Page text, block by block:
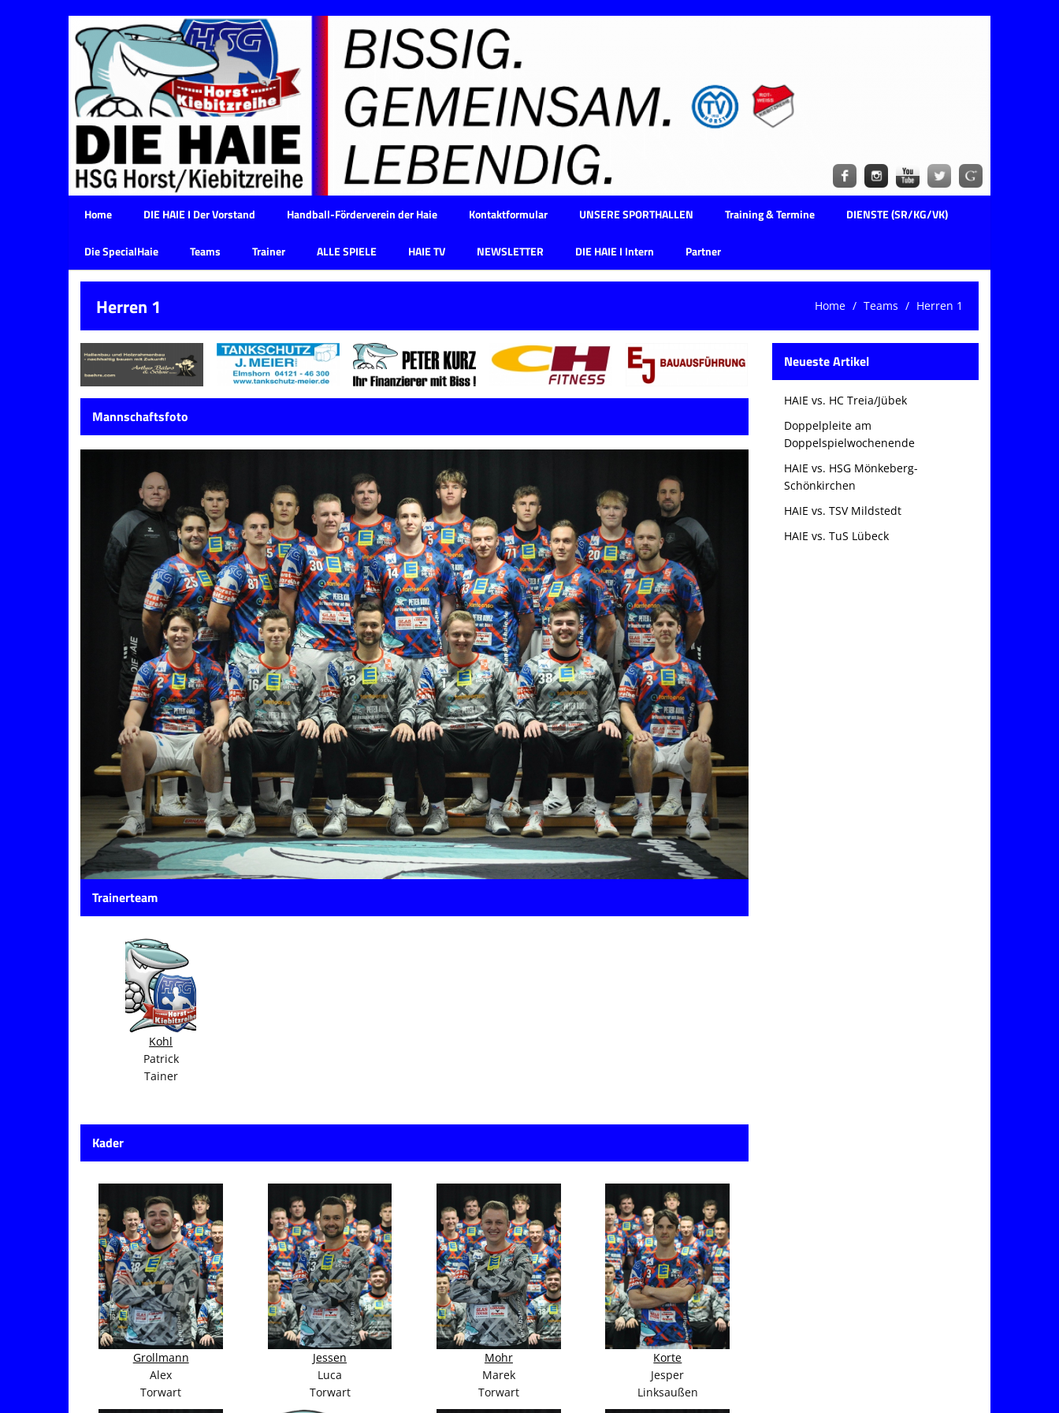
Home DIE HAIE I Der Vorstand Handball-Förderverein der Haie Kontaktformular UNSERE SPORTHALLEN Training & Termine DIENSTE (SR/KG/VK)
Die SpecialHaie Teams Trainer ALLE SPIELE HAIE TV NEWSLETTER DIE HAIE I Intern Partner
Herren 1 Home Teams Herren 1
Mannschaftsfoto
Trainerteam
Kohl
Patrick
Tainer
Kader
Grollmann
Alex
Torwart
Jessen
Luca
Torwart
Mohr
Marek
Torwart
Korte
Jesper
Linksaußen
Neueste Artikel
HAIE vs. HC Treia/Jübek
Doppelpleite am
Doppelspielwochenende
HAIE vs. HSG Mönkeberg-
Schönkirchen
HAIE vs. TSV Mildstedt
HAIE vs. TuS Lübeck